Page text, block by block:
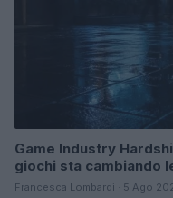
Game Industry
giochi sta cambiando
Francesca Lombardi · 5 Ago